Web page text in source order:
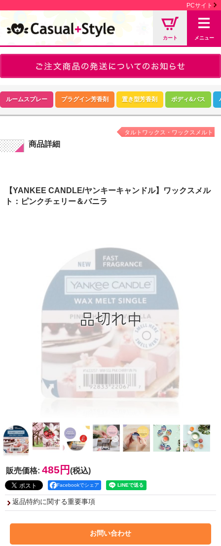
PCサイト
カート メニュー
ルームスプレー プラグイン芳香剤 置き型芳香剤 ボディ&バス
商品詳細
タルトワックス・ワックスメルト
【YANKEE CANDLE/ヤンキーキャンドル】ワックスメル
ト：ピンクチェリー＆バニラ
販売価格: 485円 (税込)
Facebookでシェア
返品特約に関する重要事項